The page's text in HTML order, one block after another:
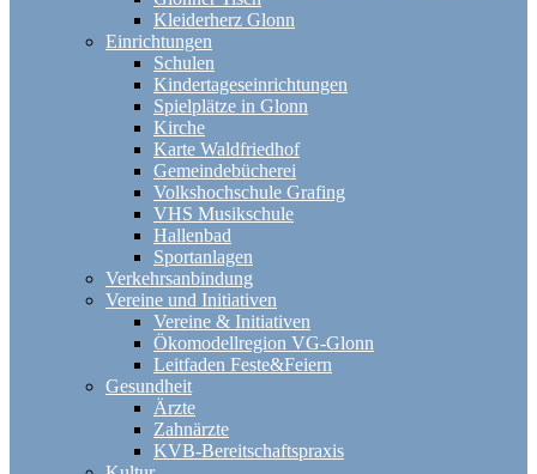
Kleiderherz Glonn
Einrichtungen
Schulen
Kindertageseinrichtungen
Spielplätze in Glonn
Kirche
Karte Waldfriedhof
Gemeindebücherei
Volkshochschule Grafing
VHS Musikschule
Hallenbad
Sportanlagen
Verkehrsanbindung
Vereine und Initiativen
Vereine & Initiativen
Ökomodellregion VG-Glonn
Leitfaden Feste&Feiern
Gesundheit
Ärzte
Zahnärzte
KVB-Bereitschaftspraxis